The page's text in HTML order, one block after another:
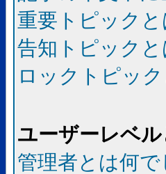
重要トピック
告知トピック
ロックトピッ
ユーザーレベ
管理者とは何で